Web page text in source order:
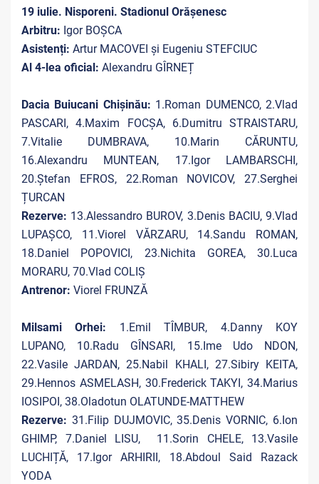
19 iulie. Nisporeni. Stadionul Orășenesc
Arbitru: Igor BOȘCA
Asistenți: Artur MACOVEI și Eugeniu STEFCIUC
Al 4-lea oficial: Alexandru GÎRNEȚ
Dacia Buiucani Chișinău: 1.Roman DUMENCO, 2.Vlad
PASCARI, 4.Maxim FOCȘA, 6.Dumitru STRAISTARU,
7.Vitalie DUMBRAVA, 10.Marin CĂRUNTU,
16.Alexandru MUNTEAN, 17.Igor LAMBARSCHI,
20.Ștefan EFROS, 22.Roman NOVICOV, 27.Serghei
ȚURCAN
Rezerve: 13.Alessandro BUROV, 3.Denis BACIU, 9.Vlad
LUPAȘCO, 11.Viorel VĂRZARU, 14.Sandu ROMAN,
18.Daniel POPOVICI, 23.Nichita GOREA, 30.Luca
MORARU, 70.Vlad COLIȘ
Antrenor: Viorel FRUNZĂ
Milsami Orhei: 1.Emil TÎMBUR, 4.Danny KOY
LUPANO, 10.Radu GÎNSARI, 15.Ime Udo NDON,
22.Vasile JARDAN, 25.Nabil KHALI, 27.Sibiry KEITA,
29.Hennos ASMELASH, 30.Frederick TAKYI, 34.Marius
IOSIPOI, 38.Oladotun OLATUNDE-MATTHEW
Rezerve: 31.Filip DUJMOVIC, 35.Denis VORNIC, 6.Ion
GHIMP, 7.Daniel LISU, 11.Sorin CHELE, 13.Vasile
LUCHIȚĂ, 17.Igor ARHIRII, 18.Abdoul Said Razack
YODA